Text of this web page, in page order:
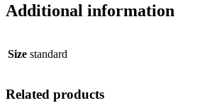
Additional information
Size standard
Related products